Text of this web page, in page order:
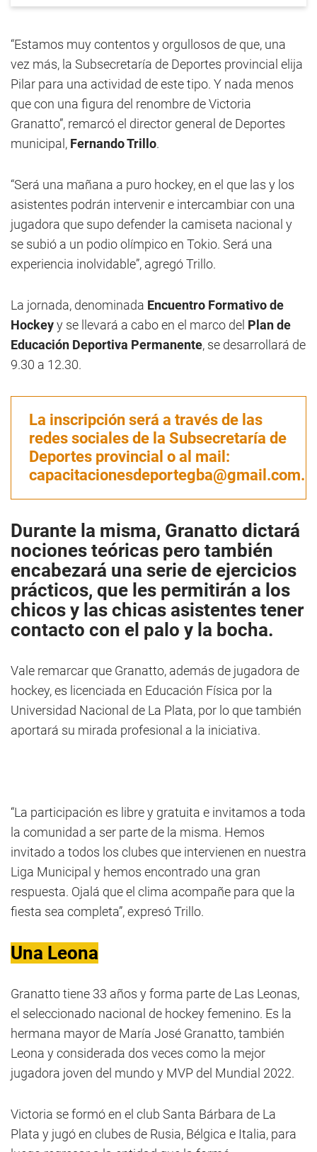
“Estamos muy contentos y orgullosos de que, una
vez más, la Subsecretaría de Deportes provincial elija
Pilar para una actividad de este tipo. Y nada menos
que con una figura del renombre de Victoria
Granatto”, remarcó el director general de Deportes
municipal, Fernando Trillo.
“Será una mañana a puro hockey, en el que las y los
asistentes podrán intervenir e intercambiar con una
jugadora que supo defender la camiseta nacional y
se subió a un podio olímpico en Tokio. Será una
experiencia inolvidable”, agregó Trillo.
La jornada, denominada Encuentro Formativo de
Hockeyy se llevará a cabo en el marco del Plan de
Educación Deportiva Permanente, se desarrollará de
9.30 a 12.30.
La inscripción será a través de las
redes sociales de la Subsecretaría de
Deportes provincial o al mail:
capacitacionesdeportegba@gmail.com.
Durante la misma, Granatto dictará
nociones teóricas pero también
encabezará una serie de ejercicios
prácticos, que les permitirán a los
chicos y las chicas asistentes tener
contacto con el palo y la bocha.
Vale remarcar que Granatto, además de jugadora de
hockey, es licenciada en Educación Física por la
Universidad Nacional de La Plata, por lo que también
aportará su mirada profesional a la iniciativa.
“La participación es libre y gratuita e invitamos a toda
la comunidad a ser parte de la misma. Hemos
invitado a todos los clubes que intervienen en nuestra
Liga Municipal y hemos encontrado una gran
respuesta. Ojalá que el clima acompañe para que la
fiesta sea completa”, expresó Trillo.
Una Leona
Granatto tiene 33 años y forma parte de Las Leonas,
el seleccionado nacional de hockey femenino. Es la
hermana mayor de María José Granatto, también
Leona y considerada dos veces como la mejor
jugadora joven del mundo y MVP del Mundial 2022.
Victoria se formó en el club Santa Bárbara de La
Plata y jugó en clubes de Rusia, Bélgica e Italia, para